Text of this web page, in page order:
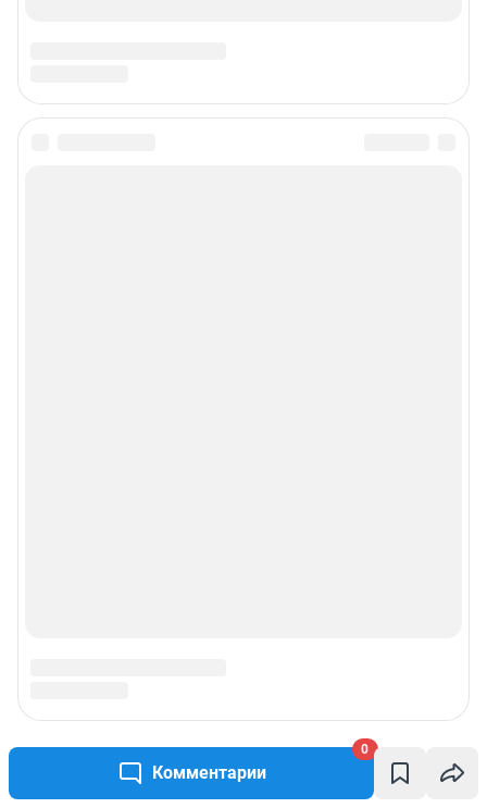
Комментарии
0